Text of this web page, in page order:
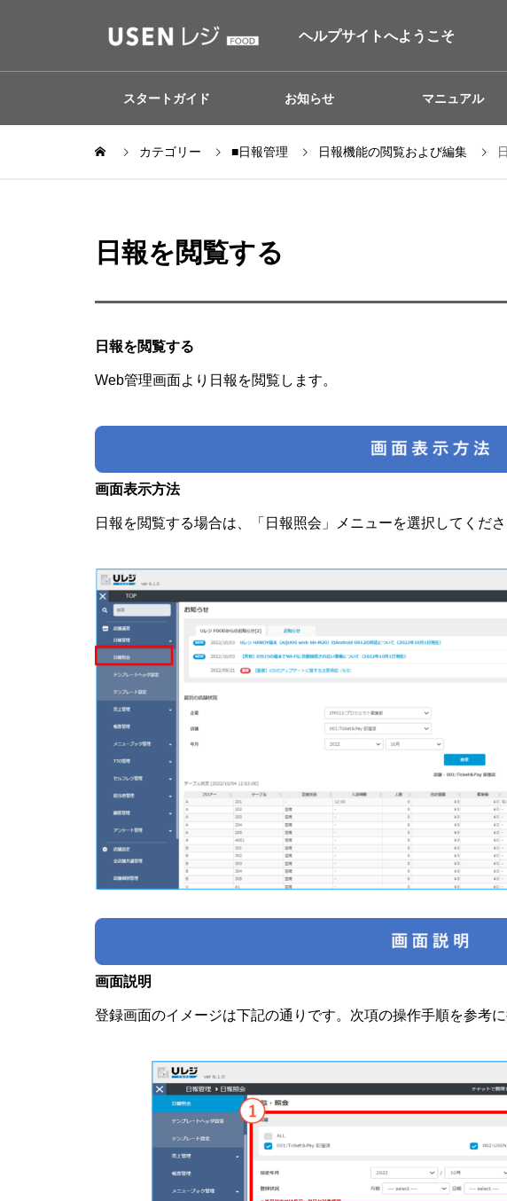
ヘルプサイトへようこそ
スタートガイド お知らせ マニュアル
カテゴリー ■日報管理 日報機能の閲覧および編集
日報を閲覧する
日報を閲覧する
Web管理画面より日報を閲覧します。
画面表示方法
日報を閲覧する場合は、「日報照会」メニューを選択してくださ
画面説明
登録画面のイメージは下記の通りです。次項の操作手順を参考に